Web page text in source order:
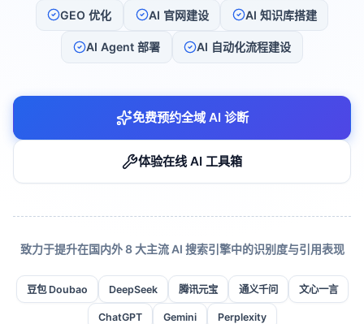
GEO 优化 AI 官网建设 AI 知识库搭建
AI Agent 部署 AI 自动化流程建设
免费预约全域 AI 诊断
体验在线 AI 工具箱
致力于提升在国内外 8 大主流 AI 搜索引擎中的识别度与引用表现
豆包 Doubao DeepSeek 腾讯元宝 通义千问 文心一言
ChatGPT Gemini Perplexity